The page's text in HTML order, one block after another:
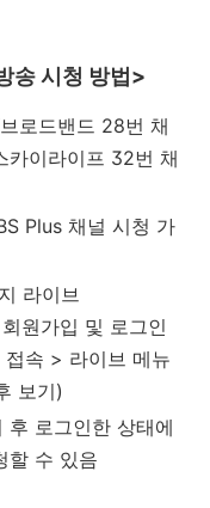
송 시청 방법>
로드밴드 28번 채
이라이프 32번 채
Plus 채널 시청 가
라이브
원가입 및 로그인
속 > 라이브 메뉴
보기)
후 로그인한 상태에
할 수 있음